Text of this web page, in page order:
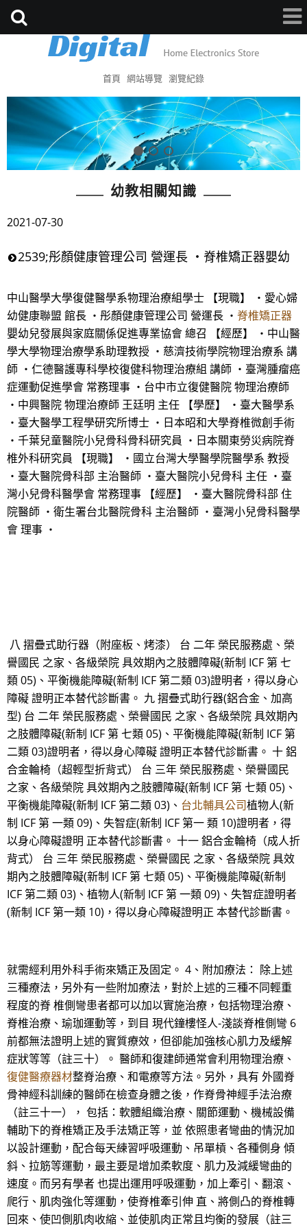
首頁 網站導覽 瀏覽紀錄
幼教相關知識
2021-07-30
2539;彤顏健康管理公司 營運長 ・脊椎矯正器嬰幼
中山醫學大學復健醫學系物理治療組學士 【現職】 ・愛心婦
幼健康聯盟 館長 ・彤顏健康管理公司 營運長 ・ 脊椎矯正器
嬰幼兒發展與家庭關係促進專業協會 總召 【經歷】 ・中山醫
學大學物理治療學系助理教授 ・慈濟技術學院物理治療系 講
師 ・仁德醫護專科學校復健科物理治療組 講師 ・臺灣腫瘤癌
症運動促進學會 常務理事 ・台中市立復健醫院 物理治療師
・中興醫院 物理治療師 王廷明 主任 【學歷】 ・臺大醫學系
・臺大醫學工程學研究所博士 ・日本昭和大學脊椎微創手術
・千葉兒童醫院小兒骨科骨科研究員 ・日本關東勞災病院脊
椎外科研究員 【現職】 ・國立台灣大學醫學院醫學系 教授
・臺大醫院骨科部 主治醫師 ・臺大醫院小兒骨科 主任 ・臺
灣小兒骨科醫學會 常務理事 【經歷】 ・臺大醫院骨科部 住
院醫師 ・衛生署台北醫院骨科 主治醫師 ・臺灣小兒骨科醫學
會 理事 ・
八 摺疊式助行器（附座板、烤漆） 台 二年 榮民服務處、榮
譽國民 之家、各級榮院 具效期內之肢體障礙(新制 ICF 第 七
類 05)、平衡機能障礙(新制 ICF 第二類 03)證明者，得以身心
障礙 證明正本替代診斷書。 九 摺疊式助行器(鋁合金、加高
型) 台 二年 榮民服務處、榮譽國民 之家、各級榮院 具效期內
之肢體障礙(新制 ICF 第 七類 05)、平衡機能障礙(新制 ICF 第
二類 03)證明者，得以身心障礙 證明正本替代診斷書。 十 鋁
合金輪椅（超輕型折背式） 台 三年 榮民服務處、榮譽國民
之家、各級榮院 具效期內之肢體障礙(新制 ICF 第 七類 05)、
平衡機能障礙(新制 ICF 第二類 03)、 台北輔具公司植物人(新
制 ICF 第 一類 09)、失智症(新制 ICF 第一 類 10)證明者，得
以身心障礙證明 正本替代診斷書。 十一 鋁合金輪椅（成人折
背式） 台 三年 榮民服務處、榮譽國民 之家、各級榮院 具效
期內之肢體障礙(新制 ICF 第 七類 05)、平衡機能障礙(新制
ICF 第二類 03)、植物人(新制 ICF 第 一類 09)、失智症證明者
(新制 ICF 第一類 10)，得以身心障礙證明正 本替代診斷書。
就需經利用外科手術來矯正及固定。 4、附加療法： 除上述
三種療法，另外有一些附加療法，對於上述的三種不同輕重
程度的脊 椎側彎患者都可以加以實施治療，包括物理治療、
脊椎治療、瑜珈運動等，到目 現代鐘樓怪人-淺談脊椎側彎 6
前都無法證明上述的實質療效，但卻能加強核心肌力及緩解
症狀等等（註三十）。 醫師和復建師通常會利用物理治療、
復健醫療器材整脊治療、和電療等方法。另外，具有 外國脊
骨神經科訓練的醫師在檢查身體之後，作脊骨神經手法治療
（註三十一）， 包括：軟體組織治療、關節運動、機械設備
輔助下的脊椎矯正及手法矯正等，並 依照患者彎曲的情況加
以設計運動，配合每天練習呼吸運動、吊單槓、各種側身 傾
斜、拉筋等運動，最主要是增加柔軟度、肌力及減緩彎曲的
速度。而另有學者 也提出運用呼吸運動，加上牽引、翻滾、
爬行、肌肉強化等運動，使脊椎牽引伸 直、將側凸的脊椎轉
回來、使凹側肌肉收縮、並使肌肉正常且均衡的發展（註三